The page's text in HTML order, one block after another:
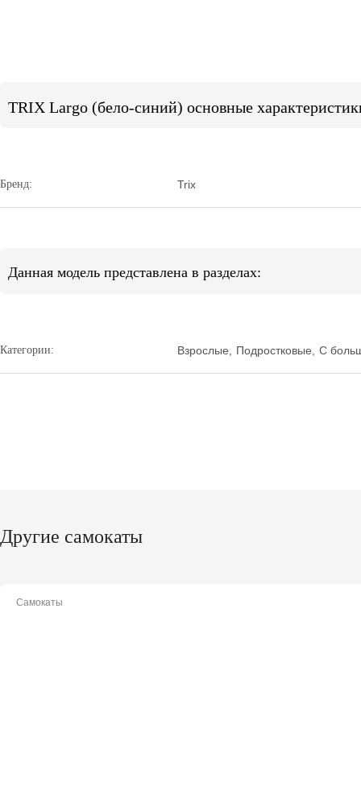
TRIX Largo (бело-синий) основные
Бренд: Trix
Данная модель представлена в разделах:
Категории: Взрослые Подростковые С
Другие самокаты
Самокаты